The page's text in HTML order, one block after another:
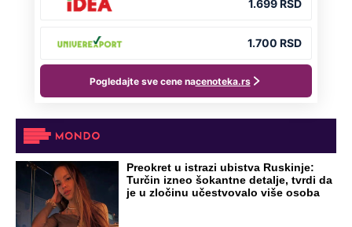
Preokret u istrazi ubistva Ruskinje:
Turčin izneo šokantne detalje, tvrdi da
je u zločinu učestvovalo više osoba